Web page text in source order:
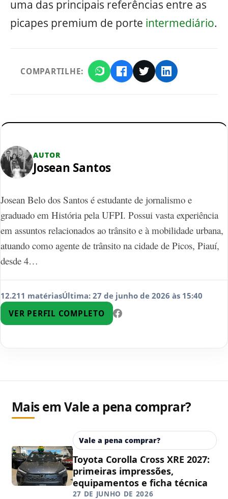
uma das principais referências entre as
picapes premium de porte intermediário.
COMPARTILHE:
AUTOR
Josean Santos
Josean Belo dos Santos é estudante de jornalismo e
graduado em História pela UFPI. Possui vasta experiência
em assuntos relacionados ao trânsito e à mobilidade urbana,
atuando como agente de trânsito na cidade de Picos, Piauí,
desde 4…
12.211 matériasÚltima: 27 de junho de 2026 às 15:40
VER PERFIL COMPLETO
Mais em Vale a pena comprar?
Vale a pena comprar?
Toyota Corolla Cross XRE 2027:
primeiras impressões,
equipamentos e ficha técnica
27 DE JUNHO DE 2026